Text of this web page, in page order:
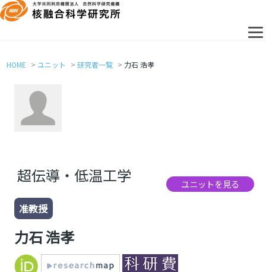
HOME ユニット 研究者一覧 力石 浩孝
超伝導・低温工学 ユニットを見る
准教授
力石 浩孝